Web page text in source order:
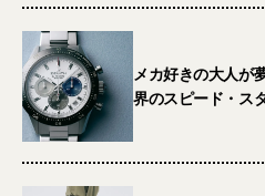
メカ好きの大人が
界のスピード・ス